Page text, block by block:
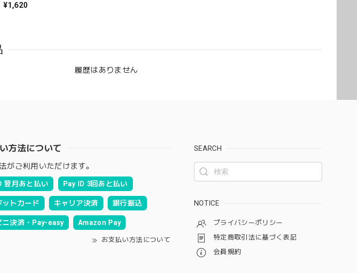
¥1,620
履歴はありません
方法について
がご利用いただけます。
翌月あと払い Pay ID 3回あと払い
ットカード キャリア決済 銀行振込
ニ決済・Pay-easy Amazon Pay
お支払い方法について
SEARCH
NOTICE
プライバシーポリシー
特定商取引法に基づく表記
会員規約